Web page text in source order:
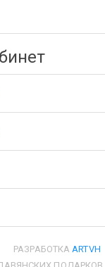
РАЗРАБОТКАARTVH